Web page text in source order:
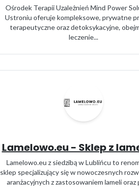
Ośrodek Terapii Uzależnień Mind Power
Ustroniu oferuje kompleksowe, prywatne
terapeutyczne oraz detoksykacyjne,
leczenie...
Lamelowo.eu - Sklep z
Lamelowo.eu z siedzibą w Lublińcu to
sklep specjalizujący się w nowoczesnych
aranżacyjnych z zastosowaniem lameli oraz